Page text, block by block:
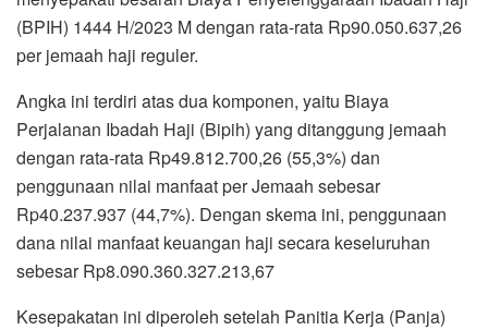
(BPIH) 1444 H/2023 M dengan rata-rata Rp90.050.637,26
per jemaah haji reguler.
Angka ini terdiri atas dua komponen, yaitu Biaya
Perjalanan Ibadah Haji (Bipih) yang ditanggung jemaah
dengan rata-rata Rp49.812.700,26 (55,3%) dan
penggunaan nilai manfaat per Jemaah sebesar
Rp40.237.937 (44,7%). Dengan skema ini, penggunaan
dana nilai manfaat keuangan haji secara keseluruhan
sebesar Rp8.090.360.327.213,67
Kesepakatan ini diperoleh setelah Panitia Kerja (Panja)